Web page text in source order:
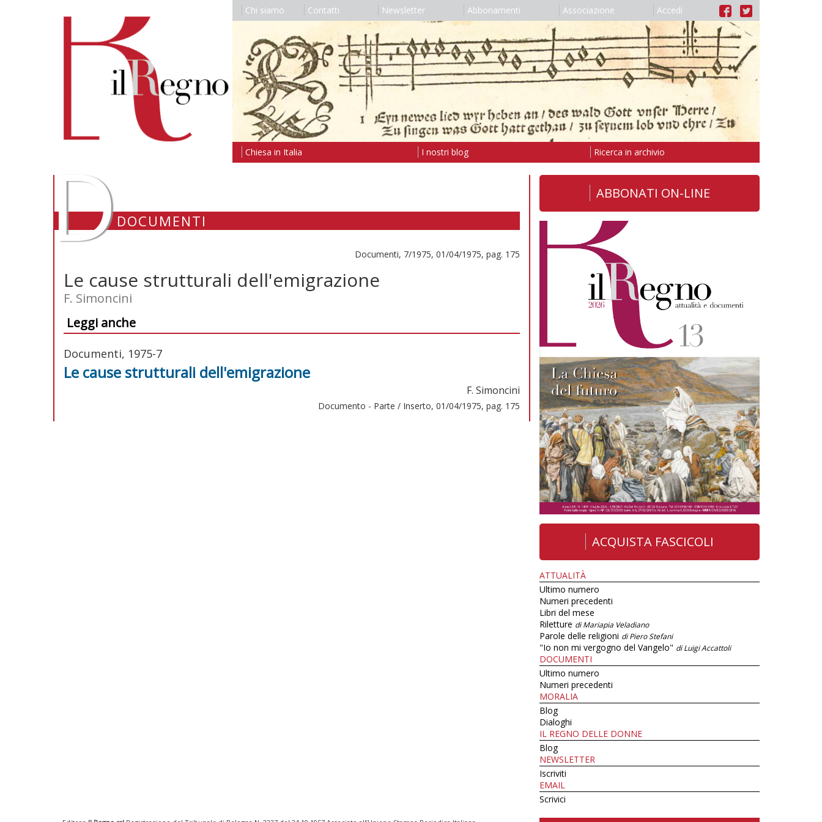
Chi siamo Contatti Newsletter Abbonamenti Associazione Accedi
Chiesa in Italia I nostri blog Ricerca in archivio
DDOCUMENTI
Documenti, 7/1975, 01/04/1975, pag. 175
Le cause strutturali dell'emigrazione
F. Simoncini
Leggi anche
Documenti, 1975-7
Le cause strutturali dell'emigrazione
F. Simoncini
Documento - Parte / Inserto, 01/04/1975, pag. 175
ABBONATI ON-LINE
ACQUISTA FASCICOLI
ATTUALITÀ
Ultimo numero
Numeri precedenti
Libri del mese
Riletture di Mariapia Veladiano
Parole delle religioni di Piero Stefani
"Io non mi vergogno del Vangelo" di Luigi Accattoli
DOCUMENTI
Ultimo numero
Numeri precedenti
MORALIA
Blog
Dialoghi
IL REGNO DELLE DONNE
Blog
NEWSLETTER
Iscriviti
EMAIL
Scrivici